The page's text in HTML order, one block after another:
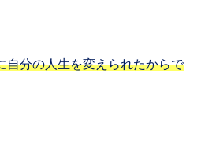
自分の人生を変えられたからで